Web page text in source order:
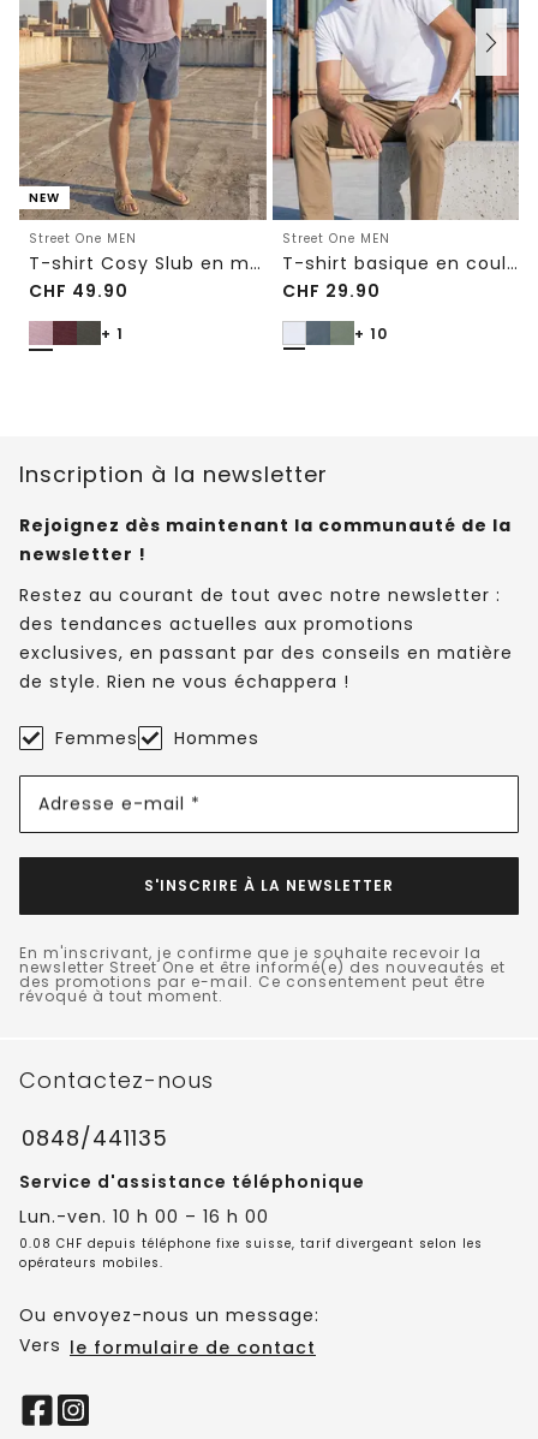
NEW
Street One MEN
T-shirt Cosy Slub en maille texturée
CHF 49.90
+ 1
Street One MEN
T-shirt basique en couleur unie
CHF 29.90
+ 10
Inscription à la newsletter
Rejoignez dès maintenant la communauté de la
newsletter !
Restez au courant de tout avec notre newsletter :
des tendances actuelles aux promotions
exclusives, en passant par des conseils en matière
de style. Rien ne vous échappera !
Femmes Hommes
Adresse e-mail *
S'INSCRIRE À LA NEWSLETTER
En m'inscrivant, je confirme que je souhaite recevoir la
newsletter Street One et être informé(e) des nouveautés et
des promotions par e-mail. Ce consentement peut être
révoqué à tout moment.
Contactez-nous
0848/441135
Service d'assistance téléphonique
Lun.-ven. 10 h 00 – 16 h 00
0.08 CHF depuis téléphone fixe suisse, tarif divergeant selon les
opérateurs mobiles.
Ou envoyez-nous un message:
Vers le formulaire de contact